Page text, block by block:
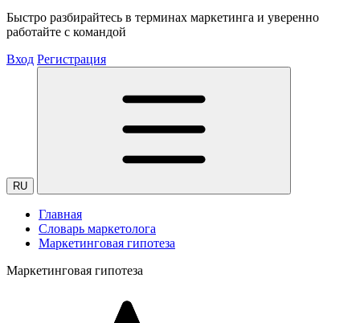
Быстро разбирайтесь в терминах маркетинга и уверенно
работайте с командой
Вход Регистрация
RU
Главная
Словарь маркетолога
Маркетинговая гипотеза
Маркетинговая гипотеза